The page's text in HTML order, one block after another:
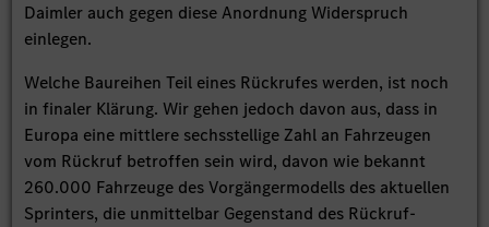
Daimler auch gegen diese Anordnung Widerspruch
einlegen.
Welche Baureihen Teil eines Rückrufes werden, ist noch
in finaler Klärung. Wir gehen jedoch davon aus, dass in
Europa eine mittlere sechsstellige Zahl an Fahrzeugen
vom Rückruf betroffen sein wird, davon wie bekannt
260.000 Fahrzeuge des Vorgängermodells des aktuellen
Sprinters, die unmittelbar Gegenstand des Rückruf-